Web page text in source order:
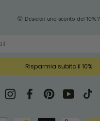
🤫 Desideri uno sconto del 10%?
Risparmia subito il 10%